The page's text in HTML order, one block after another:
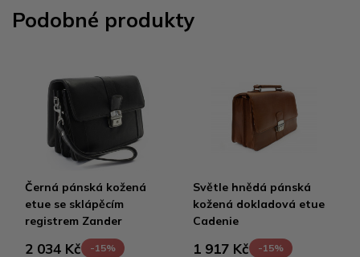
Podobné produkty
Černá pánská kožená
etue se sklápěcím
registrem Zander
2 034 Kč
-15%
Světle hnědá pánská
kožená dokladová etue
Cadenie
1 917 Kč
-15%